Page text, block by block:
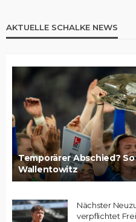
AKTUELLE SCHALKE NEWS
Temporärer Abschied?
Wallentowitz
Nächster
verpflichtet